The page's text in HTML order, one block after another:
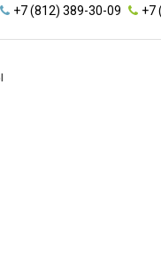
+7 (812) 389-30-09 +7